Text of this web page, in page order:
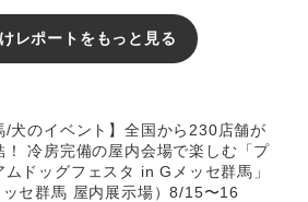
レポートをもっと見る
/犬のイベント】全国から230店舗が
！ 冷房完備の屋内会場で楽しむ「プ
ムドッグフェスタ in Gメッセ群馬」
ッセ群馬 屋内展示場）8/15〜16